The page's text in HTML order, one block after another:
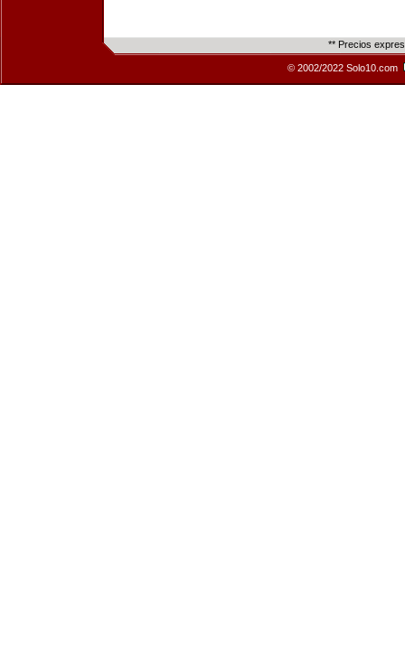
** Precios
© 2002/2022 Solo10.com